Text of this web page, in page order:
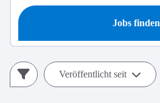
Jobs finden
Veröffentlicht seit